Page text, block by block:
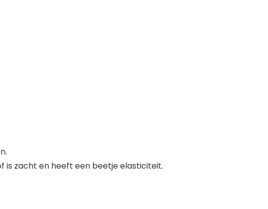
is zacht en heeft een beetje elasticiteit.